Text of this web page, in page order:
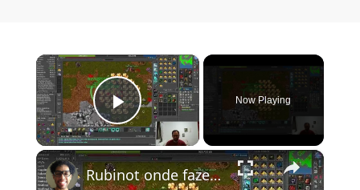
×
Play Video
Now Playing
×
Rubinot onde fazer a Task de Oramond